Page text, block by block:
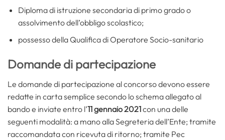
Diploma di istruzione secondaria di primo grado o
assolvimento dell’obbligo scolastico;
possesso della Qualifica di Operatore Socio-sanitario
Domande di partecipazione
Le domande di partecipazione al concorso devono essere
redatte in carta semplice secondo lo schema allegato al
bando e inviate entro l’11 gennaio 2021con una delle
seguenti modalità: a mano alla Segreteria dell’Ente; tramite
raccomandata con ricevuta di ritorno; tramite Pec